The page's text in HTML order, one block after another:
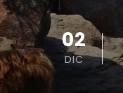
02
DIC